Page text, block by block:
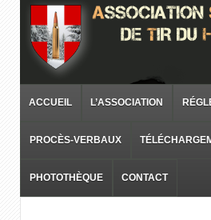
ACCUEIL L’ASSOCIATION
PROCÈS-VERBAUX
PHOTOTHÈQUE CONTACT